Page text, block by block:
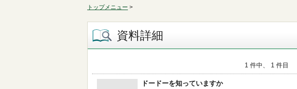
トップメニュー >
資料詳細
1 件中、 1 件目
ドードーを知っていますか